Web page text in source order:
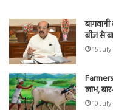
बीज से
15
लाभ,
10